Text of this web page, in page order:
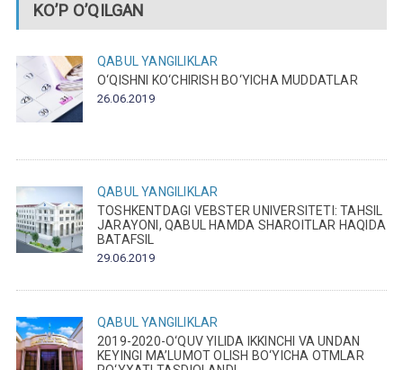
KO’P O’QILGAN
QABUL
YANGILIKLAR
O‘QISHNI KO‘CHIRISH BO‘YICHA MUDDATLAR
26.06.2019
QABUL
YANGILIKLAR
TOSHKENTDAGI VEBSTER UNIVERSITETI: TAHSIL
JARAYONI, QABUL HAMDA SHAROITLAR HAQIDA
BATAFSIL
29.06.2019
QABUL
YANGILIKLAR
2019-2020-O‘QUV YILIDA IKKINCHI VA UNDAN
KEYINGI MA’LUMOT OLISH BO‘YICHA OTMLAR